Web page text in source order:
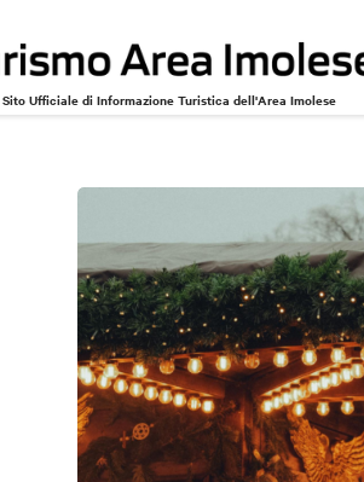
Sito Ufficiale di Informazione Turistica dell'Area Imolese